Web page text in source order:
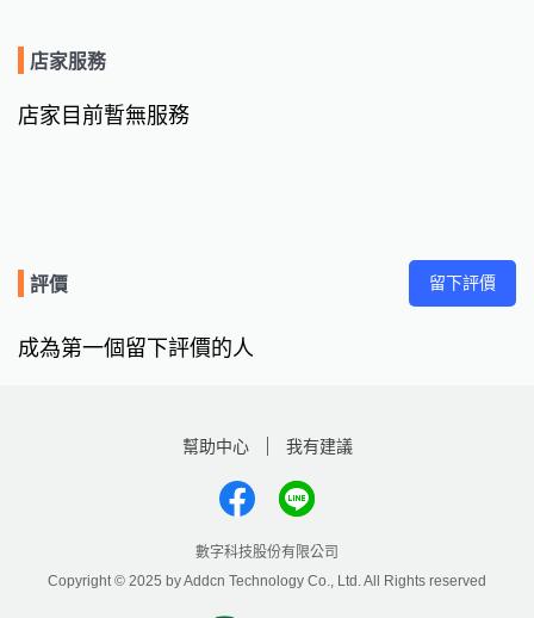
店家服務
店家目前暫無服務
評價 留下評價
成為第一個留下評價的人
幫助中心 我有建議
數字科技股份有限公司
Copyright © 2025 by Addcn Technology Co., Ltd. All Rights reserved